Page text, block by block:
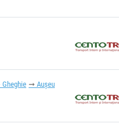
Gheghie
Aușeu